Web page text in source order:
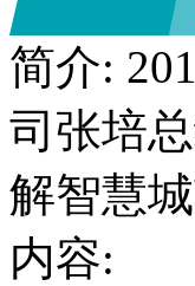
简介:
司张培
解智慧
内容: